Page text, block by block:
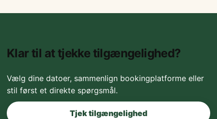
Klar til at tjekke tilgængelighed?
Vælg dine datoer, sammenlign bookingplatforme eller
stil først et direkte spørgsmål.
Tjek tilgængelighed